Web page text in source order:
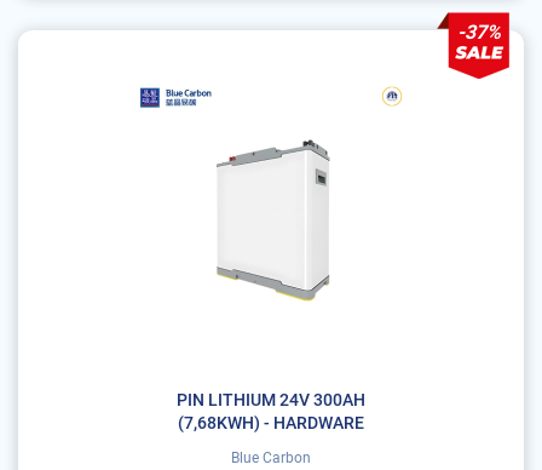
-37%
PIN LITHIUM 24V 300AH
(7,68KWH) - HARDWARE
Blue Carbon